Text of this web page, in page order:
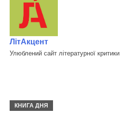
ЛітАкцент
Улюблений сайт літературної критики
КНИГА ДНЯ